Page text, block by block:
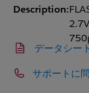
Description:
データシート
サポートに